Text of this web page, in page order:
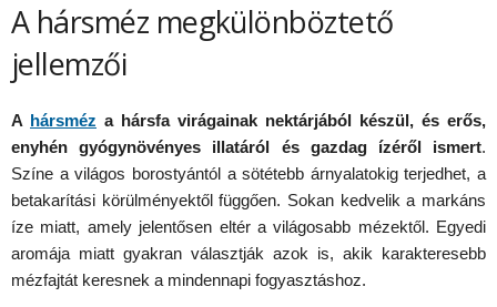
A hársméz megkülönböztető
jellemzői
A hársméz a hársfa virágainak nektárjából készül, és erős,
enyhén gyógynövényes illatáról és gazdag ízéről ismert.
Színe a világos borostyántól a sötétebb árnyalatokig terjedhet, a
betakarítási körülményektől függően. Sokan kedvelik a markáns
íze miatt, amely jelentősen eltér a világosabb mézektől. Egyedi
aromája miatt gyakran választják azok is, akik karakteresebb
mézfajtát keresnek a mindennapi fogyasztáshoz.